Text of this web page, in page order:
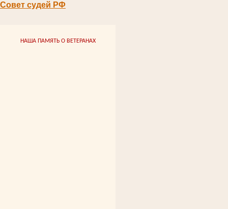
Совет судей РФ
НАША ПАМЯТЬ О ВЕТЕРАНАХ